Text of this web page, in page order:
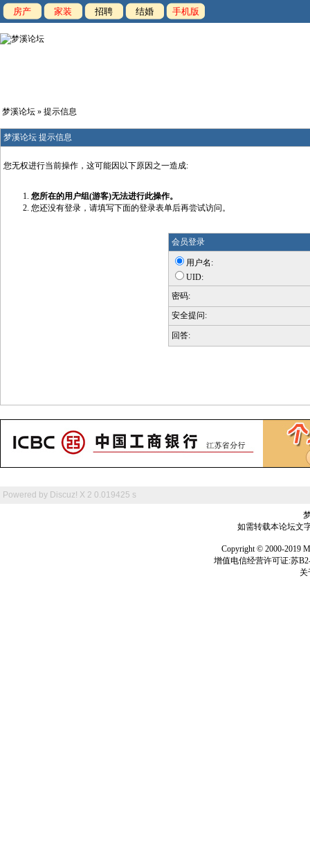
房产 家装 招聘 结婚 手机版
梦溪论坛 » 提示信息
梦溪论坛 提示信息
您无权进行当前操作，这可能因以下原因之一造成:
您所在的用户组(游客)无法进行此操作。
您还没有登录，请填写下面的登录表单后再尝试访问。
会员登录
用户名:
UID:
密码:
安全提问:
回答:
Powered by Discuz! X 2 0.019425 s
如需转载本论坛文
Copyright © 2000-2019
增值电信经营许可证:苏
关